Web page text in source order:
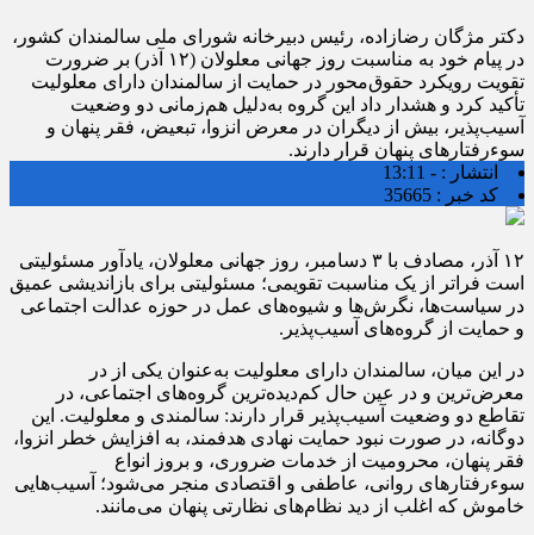
دکتر مژگان رضازاده، رئیس دبیرخانه شورای ملی سالمندان کشور،
در پیام خود به مناسبت روز جهانی معلولان (۱۲ آذر) بر ضرورت
تقویت رویکرد حقوق‌محور در حمایت از سالمندان دارای معلولیت
تأکید کرد و هشدار داد این گروه به‌دلیل هم‌زمانی دو وضعیت
آسیب‌پذیر، بیش از دیگران در معرض انزوا، تبعیض، فقر پنهان و
سوء‌رفتارهای پنهان قرار دارند.
انتشار : - 13:11
کد خبر : 35665
۱۲ آذر، مصادف با ۳ دسامبر، روز جهانی معلولان، یادآور مسئولیتی
است فراتر از یک مناسبت تقویمی؛ مسئولیتی برای بازاندیشی عمیق
در سیاست‌ها، نگرش‌ها و شیوه‌های عمل در حوزه عدالت اجتماعی
و حمایت از گروه‌های آسیب‌پذیر.
در این میان، سالمندان دارای معلولیت به‌عنوان یکی از در
معرض‌ترین و در عین حال کم‌دیده‌ترین گروه‌های اجتماعی، در
تقاطع دو وضعیت آسیب‌پذیر قرار دارند: سالمندی و معلولیت. این
دوگانه، در صورت نبود حمایت نهادی هدفمند، به افزایش خطر انزوا،
فقر پنهان، محرومیت از خدمات ضروری، و بروز انواع
سوء‌رفتارهای روانی، عاطفی و اقتصادی منجر می‌شود؛ آسیب‌هایی
خاموش که اغلب از دید نظام‌های نظارتی پنهان می‌مانند.